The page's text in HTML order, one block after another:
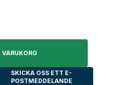
VARUKORG
SKICKA OSS ETT E-
POSTMEDDELANDE